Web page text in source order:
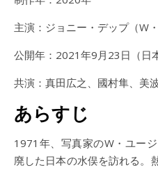
主演：ジョニー・デップ（W
公開年：2021年9月23日（日
共演：真田広之、國村隼、美
あらすじ
1971年、写真家のW・ユー
廃した日本の水俣を訪れる。